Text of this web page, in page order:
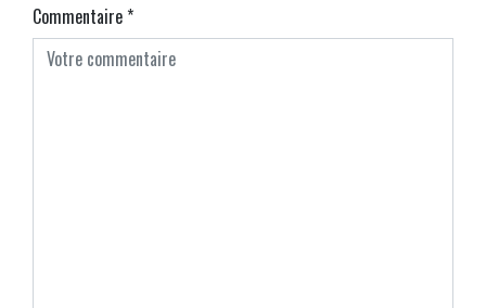
Commentaire*